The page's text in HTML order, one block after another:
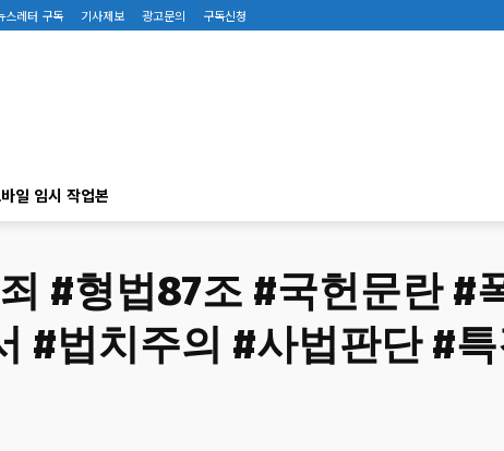
스레터 구독 기사제보 광고문의 구독신청
일 임시 작업본
#형법87조 #국헌문란 #
#법치주의 #사법판단 #